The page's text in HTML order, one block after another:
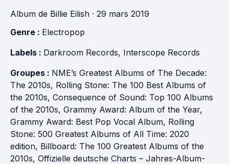
Album de Billie Eilish · 29 mars 2019
Genre : Electropop
Labels : Darkroom Records, Interscope Records
Groupes : NME’s Greatest Albums of The Decade:
The 2010s, Rolling Stone: The 100 Best Albums of
the 2010s, Consequence of Sound: Top 100 Albums
of the 2010s, Grammy Award: Album of the Year,
Grammy Award: Best Pop Vocal Album, Rolling
Stone: 500 Greatest Albums of All Time: 2020
edition, Billboard: The 100 Greatest Albums of the
2010s, Offizielle deutsche Charts – Jahres-Album-